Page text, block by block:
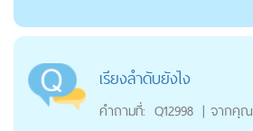
เรียงลำดับยังไง
คำถามที่: Q12998 | จากคุณ